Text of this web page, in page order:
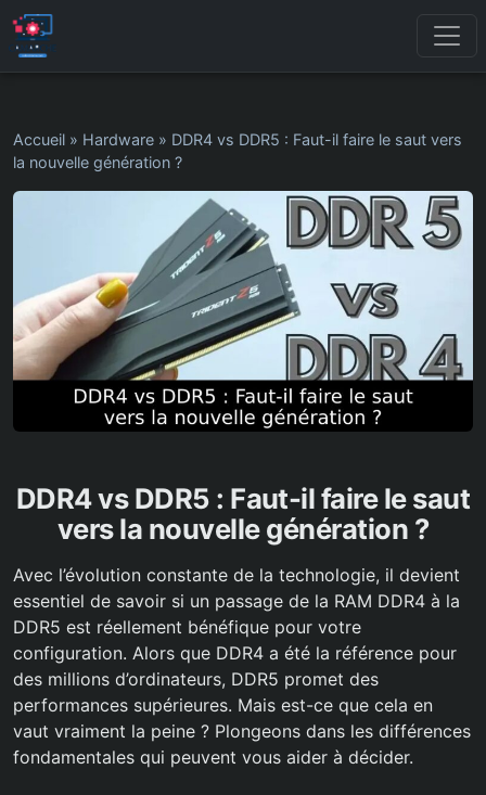
Accueil » Hardware » DDR4 vs DDR5 : Faut-il faire le saut vers
la nouvelle génération ?
DDR4 vs DDR5 : Faut-il faire le saut
vers la nouvelle génération ?
Avec l’évolution constante de la technologie, il devient
essentiel de savoir si un passage de la RAM DDR4 à la
DDR5 est réellement bénéfique pour votre
configuration. Alors que DDR4 a été la référence pour
des millions d’ordinateurs, DDR5 promet des
performances supérieures. Mais est-ce que cela en
vaut vraiment la peine ? Plongeons dans les différences
fondamentales qui peuvent vous aider à décider.